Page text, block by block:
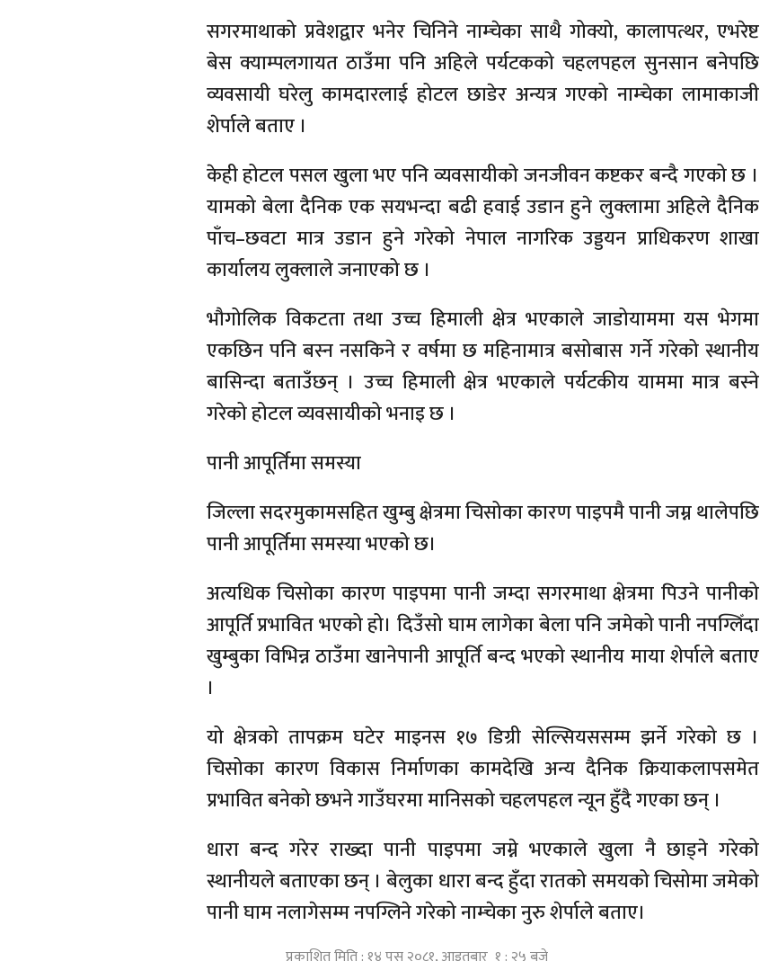
सगरमाथाको प्रवेशद्वार भनेर चिनिने नाम्चेका साथै गोक्यो, कालापत्थर, एभरेष्ट
बेस क्याम्पलगायत ठाउँमा पनि अहिले पर्यटकको चहलपहल सुनसान बनेपछि
व्यवसायी घरेलु कामदारलाई होटल छाडेर अन्यत्र गएको नाम्चेका लामाकाजी
शेर्पाले बताए ।
केही होटल पसल खुला भए पनि व्यवसायीको जनजीवन कष्टकर बन्दै गएको छ ।
यामको बेला दैनिक एक सयभन्दा बढी हवाई उडान हुने लुक्लामा अहिले दैनिक
पाँच–छवटा मात्र उडान हुने गरेको नेपाल नागरिक उड्डयन प्राधिकरण शाखा
कार्यालय लुक्लाले जनाएको छ ।
भौगोलिक विकटता तथा उच्च हिमाली क्षेत्र भएकाले जाडोयाममा यस भेगमा
एकछिन पनि बस्न नसकिने र वर्षमा छ महिनामात्र बसोबास गर्ने गरेको स्थानीय
बासिन्दा बताउँछन् । उच्च हिमाली क्षेत्र भएकाले पर्यटकीय याममा मात्र बस्ने
गरेको होटल व्यवसायीको भनाइ छ ।
पानी आपूर्तिमा समस्या
जिल्ला सदरमुकामसहित खुम्बु क्षेत्रमा चिसोका कारण पाइपमै पानी जम्न थालेपछि
पानी आपूर्तिमा समस्या भएको छ।
अत्यधिक चिसोका कारण पाइपमा पानी जम्दा सगरमाथा क्षेत्रमा पिउने पानीको
आपूर्ति प्रभावित भएको हो। दिउँसो घाम लागेका बेला पनि जमेको पानी नपग्लिँदा
खुम्बुका विभिन्न ठाउँमा खानेपानी आपूर्ति बन्द भएको स्थानीय माया शेर्पाले बताए
।
यो क्षेत्रको तापक्रम घटेर माइनस १७ डिग्री सेल्सियससम्म झर्ने गरेको छ ।
चिसोका कारण विकास निर्माणका कामदेखि अन्य दैनिक क्रियाकलापसमेत
प्रभावित बनेको छभने गाउँघरमा मानिसको चहलपहल न्यून हुँदै गएका छन् ।
धारा बन्द गरेर राख्दा पानी पाइपमा जम्ने भएकाले खुला नै छाड्ने गरेको
स्थानीयले बताएका छन् । बेलुका धारा बन्द हुँदा रातको समयको चिसोमा जमेको
पानी घाम नलागेसम्म नपग्लिने गरेको नाम्चेका नुरु शेर्पाले बताए।